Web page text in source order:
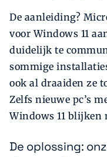
De aanleiding?
voor Windows 11
duidelijk te
sommige
ook al draaiden ze
Zelfs nieuwe pc’s
Windows 11 blijken
De oplossing: